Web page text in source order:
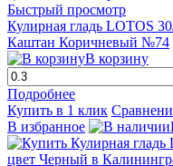
Быстрый просмотр
Кулирная гладь LOTOS
Каштан Коричневый №74
В корзину
Подробнее
Купить в 1 клик
В избранное